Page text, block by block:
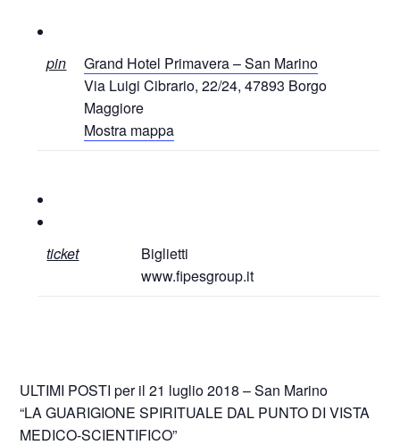
pin
Grand Hotel Primavera – San Marino
Via Luigi Cibrario, 22/24, 47893 Borgo
Maggiore
Mostra mappa
ticket
Biglietti
www.fipesgroup.it
ULTIMI POSTI per il 21 luglio 2018 – San Marino
“LA GUARIGIONE SPIRITUALE DAL PUNTO DI VISTA
MEDICO-SCIENTIFICO”